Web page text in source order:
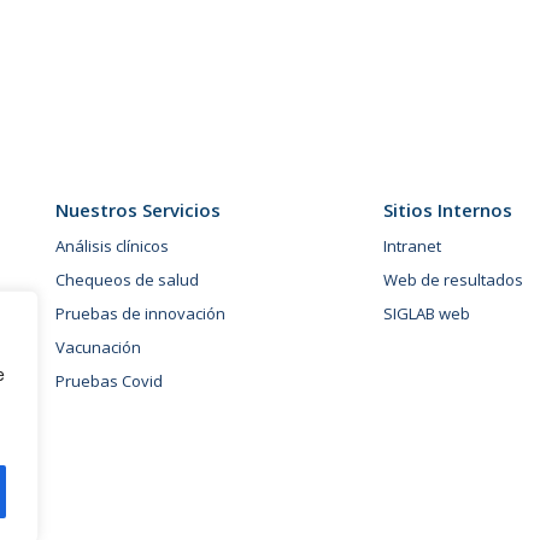
Nuestros Servicios
Análisis clínicos
Chequeos de salud
Pruebas de innovación
Vacunación
Pruebas Covid
Sitios Internos
Intranet
Web de resultados
SIGLAB web